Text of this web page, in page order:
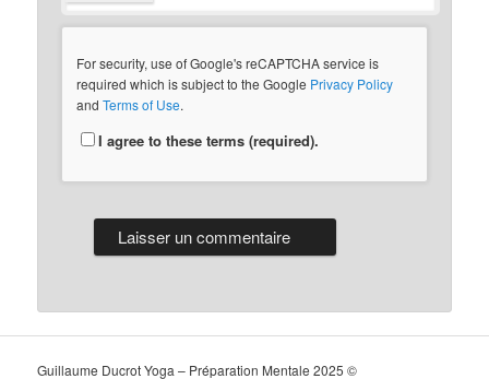
For security, use of Google's reCAPTCHA service is
required which is subject to the Google Privacy Policy
andTerms of Use.
I agree to these terms (required).
Guillaume Ducrot Yoga – Préparation Mentale 2025 ©